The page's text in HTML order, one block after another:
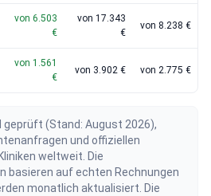
von 6.503
€
von 17.343
€
von 8.238 €
von 1.561
€
von 3.902 € von 2.775 €
geprüft (Stand: August 2026),
und offiziellen
weltweit. Die
basieren auf echten Rechnungen
monatlich aktualisiert. Die